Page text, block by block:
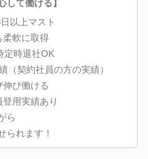
して働ける】
以上マスト
柔軟に取得
定時退社OK
（契約社員の方の実績）
び働ける
用実績あり
ら
られます！